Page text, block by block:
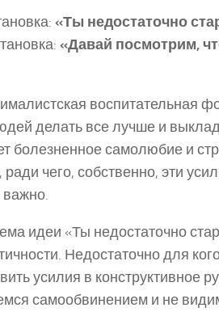
«Ты недостаточно
«Давай посмотрим,
воспитательная
делать все лучше и
болезненное самолюбие и
чего, собственно, эти
важно.
идеи «Ты недостаточно
Недостаточно для
усилия в конструктивное
самообвинением и не